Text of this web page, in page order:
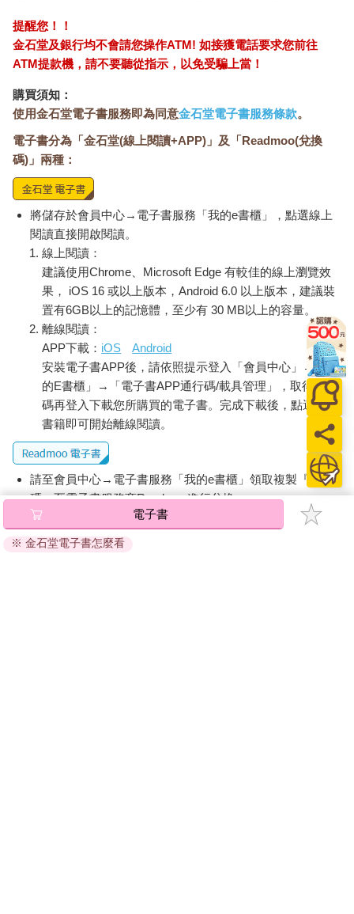
提醒您！！
金石堂及銀行均不會請您操作ATM! 如接獲電話要求您前往
ATM提款機，請不要聽從指示，以免受騙上當！
購買須知：
使用金石堂電子書服務即為同意金石堂電子書服務條款。
電子書分為「金石堂(線上閱讀+APP)」及「Readmoo(兌換
碼)」兩種：
將儲存於會員中心→電子書服務「我的e書櫃」，點選線上
閱讀直接開啟閱讀。
線上閱讀：
建議使用Chrome、Microsoft Edge 有較佳的線上瀏覽效
果， iOS 16 或以上版本，Android 6.0 以上版本，建議裝
置有6GB以上的記憶體，至少有 30 MB以上的容量。
離線閱讀：
APP下載： iOS
Android
安裝電子書APP後，請依照提示登入「會員中心」→「我
的E書櫃」→「電子書APP通行碼/載具管理」，取得通行
碼再登入下載您所購買的電子書。完成下載後，點選任一
書籍即可開始離線閱讀。
請至會員中心→電子書服務「我的e書櫃」領取複製『兌換
碼』至電子書服務商Readmoo進行兌換。
退換貨須知：
因版權保護，您在金石堂所購買的電子書僅能以金石堂專屬
電子書
※ 金石堂電子書怎麼看